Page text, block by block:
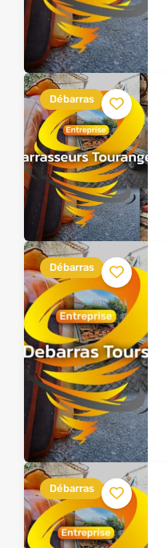
Débarras
Débarras
Débarras